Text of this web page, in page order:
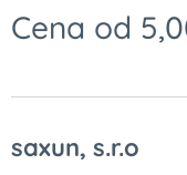
Cena od
saxun, s.r.o